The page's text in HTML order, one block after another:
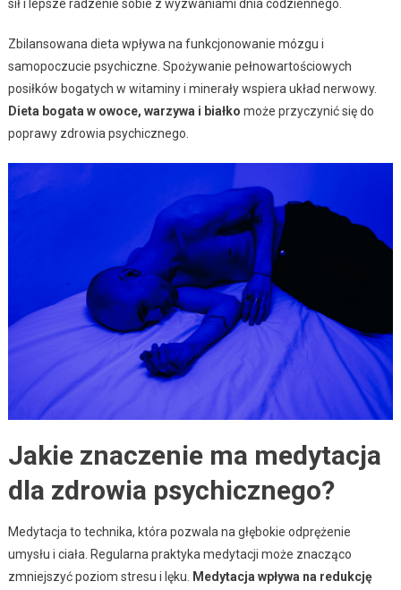
sił i lepsze radzenie sobie z wyzwaniami dnia codziennego.
Zbilansowana dieta wpływa na funkcjonowanie mózgu i
samopoczucie psychiczne. Spożywanie pełnowartościowych
posiłków bogatych w witaminy i minerały wspiera układ nerwowy.
Dieta bogata w owoce, warzywa i białko może przyczynić się do
poprawy zdrowia psychicznego.
Jakie znaczenie ma medytacja
dla zdrowia psychicznego?
Medytacja to technika, która pozwala na głębokie odprężenie
umysłu i ciała. Regularna praktyka medytacji może znacząco
zmniejszyć poziom stresu i lęku.
Medytacja wpływa na redukcję